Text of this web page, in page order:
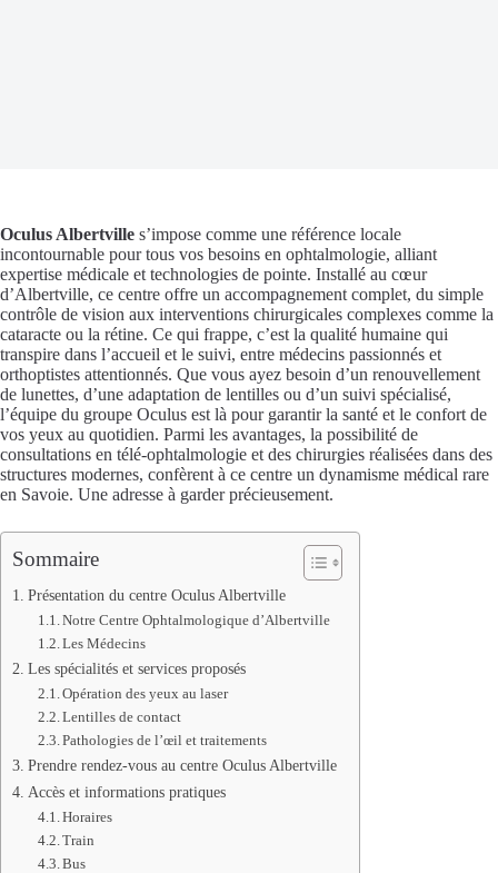
Oculus Albertville s’impose comme une référence locale
incontournable pour tous vos besoins en ophtalmologie, alliant
expertise médicale et technologies de pointe. Installé au cœur
d’Albertville, ce centre offre un accompagnement complet, du simple
contrôle de vision aux interventions chirurgicales complexes comme la
cataracte ou la rétine. Ce qui frappe, c’est la qualité humaine qui
transpire dans l’accueil et le suivi, entre médecins passionnés et
orthoptistes attentionnés. Que vous ayez besoin d’un renouvellement
de lunettes, d’une adaptation de lentilles ou d’un suivi spécialisé,
l’équipe du groupe Oculus est là pour garantir la santé et le confort de
vos yeux au quotidien. Parmi les avantages, la possibilité de
consultations en télé-ophtalmologie et des chirurgies réalisées dans des
structures modernes, confèrent à ce centre un dynamisme médical rare
en Savoie. Une adresse à garder précieusement.
Sommaire
Présentation du centre Oculus Albertville
Notre Centre Ophtalmologique d’Albertville
Les Médecins
Les spécialités et services proposés
Opération des yeux au laser
Lentilles de contact
Pathologies de l’œil et traitements
Prendre rendez-vous au centre Oculus Albertville
Accès et informations pratiques
Horaires
Train
Bus